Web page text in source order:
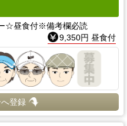
☆昼食付※備考欄必読
9,350円 昼食付
登録